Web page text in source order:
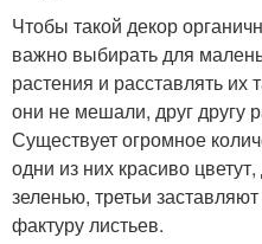
Чтобы такой декор
важно выбирать для
растения и расставлять
они не мешали, друг другу
Существует огромное
одни из них красиво
зеленью, третьи
фактуру листьев.